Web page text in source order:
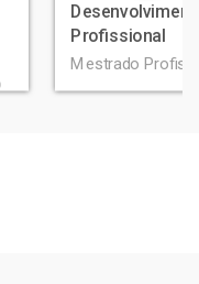
Profissional
Mestrado